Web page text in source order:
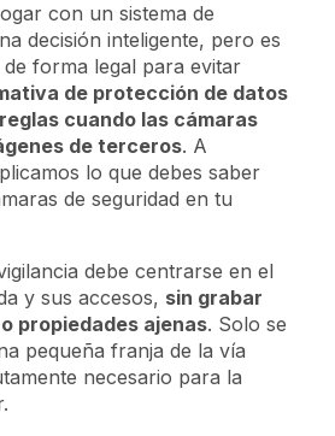
con un sistema de
decisión inteligente, pero es
forma legal para evitar
de protección de datos
cuando las cámaras
de terceros. A
lo que debes saber
de seguridad en tu
debe centrarse en el
y sus accesos, sin grabar
propiedades ajenas. Solo se
pequeña franja de la vía
necesario para la